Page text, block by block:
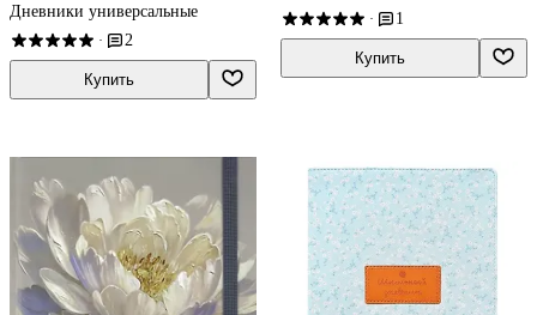
Дневники универсальные
· 2
Купить
· 1
Купить